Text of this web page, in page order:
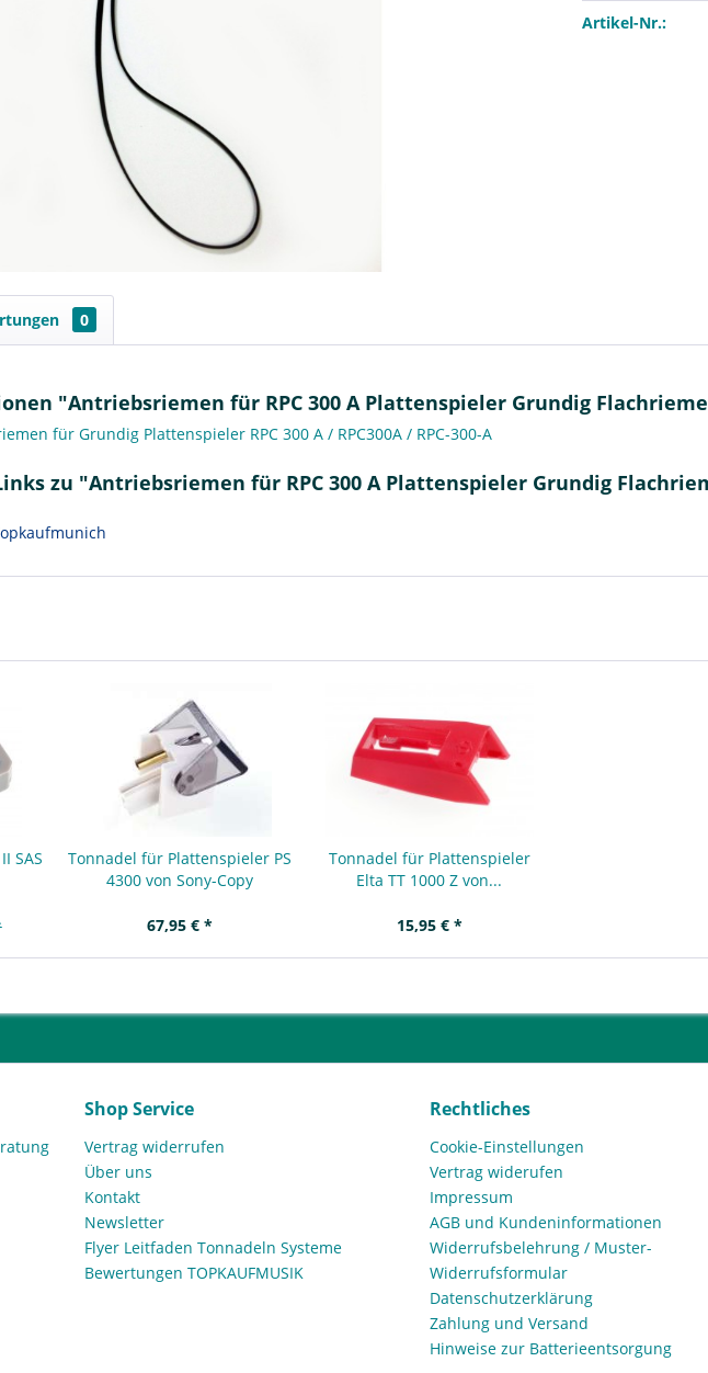
Artikel-Nr.:
0
"Antriebsriemen für RPC 300 A Plattenspieler Grundig
für Grundig Plattenspieler RPC 300 A / RPC300A / RPC-300-A
zu "Antriebsriemen für RPC 300 A Plattenspieler Grundig
SAS
Tonnadel für Plattenspieler PS
4300 von Sony-Copy
67,95 € *
Tonnadel für Plattenspieler
Elta TT 1000 Z von...
15,95 € *
Shop Service
Vertrag widerrufen
Über uns
Kontakt
Newsletter
Flyer Leitfaden Tonnadeln Systeme
Bewertungen TOPKAUFMUSIK
Rechtliches
Cookie-Einstellungen
Vertrag widerufen
Impressum
AGB und Kundeninformationen
Widerrufsbelehrung / Muster-
Widerrufsformular
Datenschutzerklärung
Zahlung und Versand
Hinweise zur Batterieentsorgung